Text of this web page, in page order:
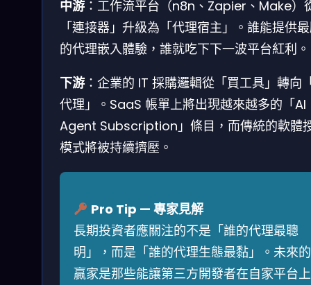
中游 ：工作流平台（n8n、Zapier、Make）
「連接器」升級為「代理宿主」。誰能提供
的代理嵌入體驗，誰就吃下下一波平台紅利。
下游 ：企業的 IT 採購邏輯從「買工具」轉向
代理」。SaaS 帳單上將出現越來越多的「AI
Agent Subscription」條目，而傳統的軟體
模式將被持續擠壓。
Pro Tip — 專家見解
長期投資者應關注的不是「誰的代理最聰
明」，而是「誰的代理生態最黏」。未來的
贏家是那些能讓第三方開發者在自家平台上